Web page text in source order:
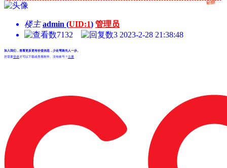
楼主 admin (UID:1) 管理员
7132
3 2023-2-28 21:38:48
加入我们，查看更多更有价值信息，少走弯路先人一步。
您需要登录才可以下载或查看附件。没有账号？注册